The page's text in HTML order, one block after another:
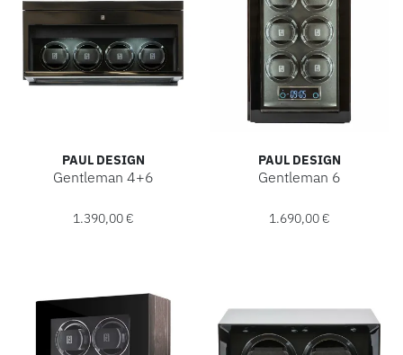
PAUL DESIGN
Gentleman 4+6
1.390,00 €
PAUL DESIGN
Gentleman 6
1.690,00 €